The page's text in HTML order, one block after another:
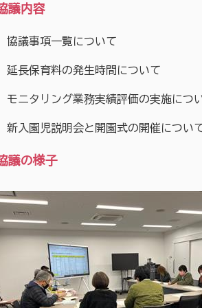
議内容
協議事項一覧について
延長保育料の発生時間について
モニタリング業務実績評価の実施につ
新入園児説明会と開園式の開催につい
議の様子